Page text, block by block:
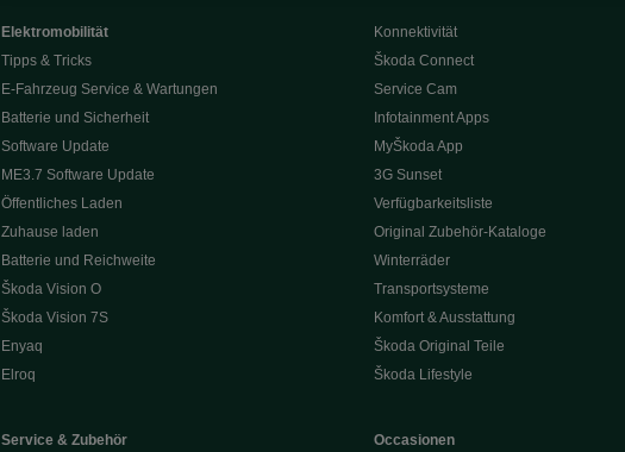
Elektromobilität
Tipps & Tricks
E-Fahrzeug Service & Wartungen
Batterie und Sicherheit
Software Update
ME3.7 Software Update
Öffentliches Laden
Zuhause laden
Batterie und Reichweite
Škoda Vision O
Škoda Vision 7S
Enyaq
Elroq
Service & Zubehör
Konnektivität
Škoda Connect
Service Cam
Infotainment Apps
MyŠkoda App
3G Sunset
Verfügbarkeitsliste
Original Zubehör-Kataloge
Winterräder
Transportsysteme
Komfort & Ausstattung
Škoda Original Teile
Škoda Lifestyle
Occasionen